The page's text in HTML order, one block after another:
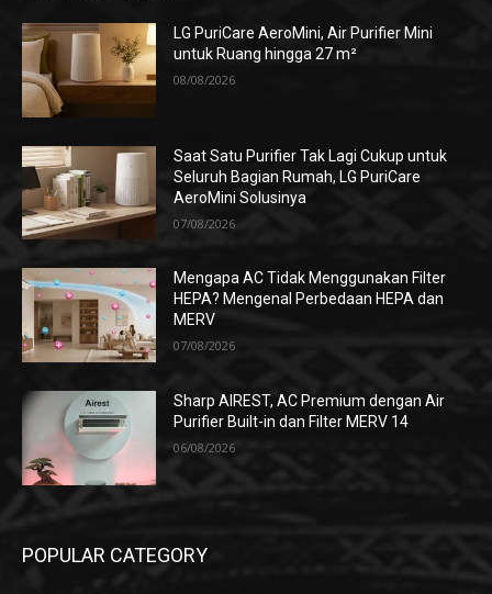
LG PuriCare AeroMini, Air Purifier Mini
untuk Ruang hingga 27 m²
08/08/2026
Saat Satu Purifier Tak Lagi Cukup untuk
Seluruh Bagian Rumah, LG PuriCare
AeroMini Solusinya
07/08/2026
Mengapa AC Tidak Menggunakan Filter
HEPA? Mengenal Perbedaan HEPA dan
MERV
07/08/2026
Sharp AIREST, AC Premium dengan Air
Purifier Built-in dan Filter MERV 14
06/08/2026
POPULAR CATEGORY